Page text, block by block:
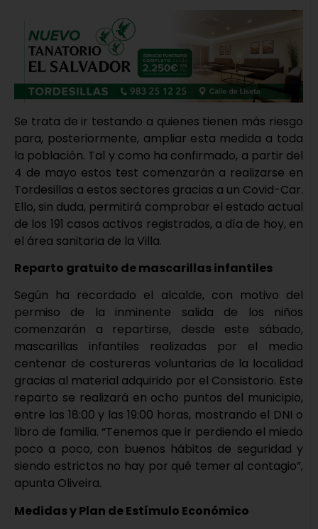
Se trata de ir testando a quienes tienen más riesgo
para, posteriormente, ampliar esta medida a toda
la población. Tal y como ha confirmado, a partir del
4 de mayo estos test comenzarán a realizarse en
Tordesillas a estos sectores gracias a un Covid-Car.
Ello, sin duda, permitirá comprobar el estado actual
de los 191 casos activos registrados, a día de hoy, en
el área sanitaria de la Villa.
Reparto gratuito de mascarillas infantiles
Según ha recordado el alcalde, con motivo del
permiso de la inminente salida de los niños
comenzarán a repartirse, desde este sábado,
mascarillas infantiles realizadas por el medio
centenar de costureras voluntarias de la localidad
gracias al material adquirido por el Consistorio. Este
reparto se realizará en ocho puntos del municipio,
entre las 18:00 y las 19:00 horas, mostrando el DNI o
libro de familia. “Tenemos que ir perdiendo el miedo
poco a poco, con buenos hábitos de seguridad y
siendo estrictos no hay por qué temer al contagio”,
apunta Oliveira.
Medidas y Plan de Estímulo Económico